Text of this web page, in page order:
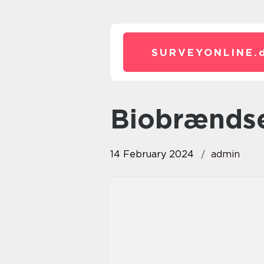
SURVEYONLINE.
14 February 2024 admin